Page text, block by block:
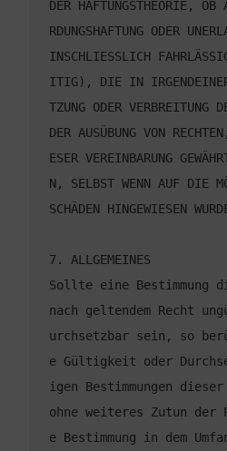
DER HAFTUNGSTHEORIE, OB
RDUNGSHAFTUNG ODER
INSCHLIESSLICH
ITIG), DIE IN
TZUNG ODER VERBREITUNG
DER AUSÜBUNG VON
ESER VEREINBARUNG
N, SELBST WENN AUF DIE
Sollte eine Bestimmung
nach geltendem Recht
urchsetzbar sein, so
e Gültigkeit oder
igen Bestimmungen
ohne weiteres Zutun
e Bestimmung in dem